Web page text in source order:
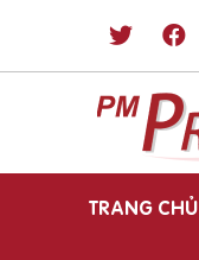
TRANG CHỦ